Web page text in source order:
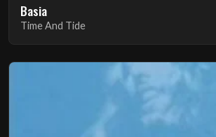
Basia
Time And Tide